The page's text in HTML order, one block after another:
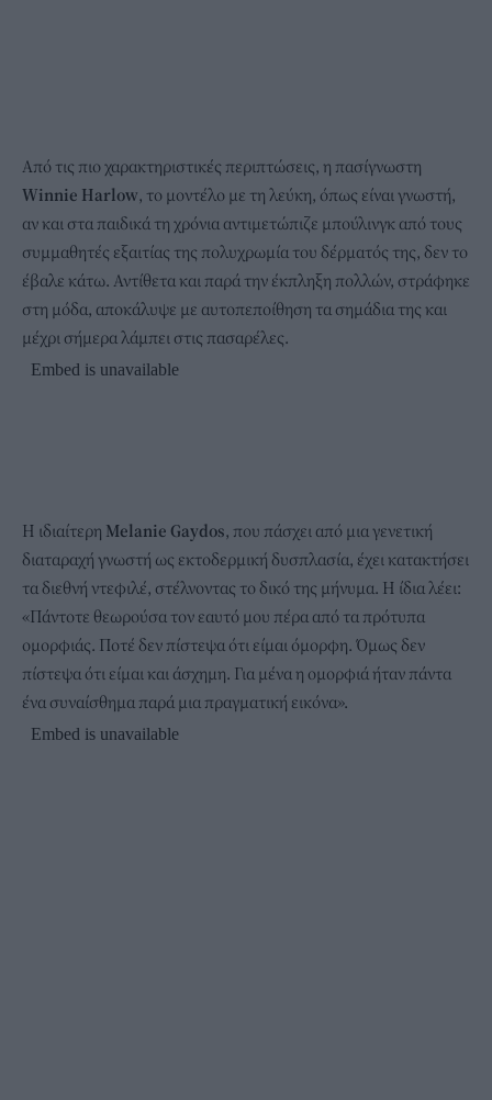
Από τις πιο χαρακτηριστικές περιπτώσεις, η πασίγνωστη
Winnie Harlow, το μοντέλο με τη λεύκη, όπως είναι γνωστή,
αν και στα παιδικά τη χρόνια αντιμετώπιζε μπούλινγκ από τους
συμμαθητές εξαιτίας της πολυχρωμία του δέρματός της, δεν το
έβαλε κάτω. Αντίθετα και παρά την έκπληξη πολλών, στράφηκε
στη μόδα, αποκάλυψε με αυτοπεποίθηση τα σημάδια της και
μέχρι σήμερα λάμπει στις πασαρέλες.
Η ιδιαίτερη Melanie Gaydos, που πάσχει από μια γενετική
διαταραχή γνωστή ως εκτοδερμική δυσπλασία, έχει κατακτήσει
τα διεθνή ντεφιλέ, στέλνοντας το δικό της μήνυμα. Η ίδια λέει:
«Πάντοτε θεωρούσα τον εαυτό μου πέρα από τα πρότυπα
ομορφιάς. Ποτέ δεν πίστεψα ότι είμαι όμορφη. Όμως δεν
πίστεψα ότι είμαι και άσχημη. Για μένα η ομορφιά ήταν πάντα
ένα συναίσθημα παρά μια πραγματική εικόνα».